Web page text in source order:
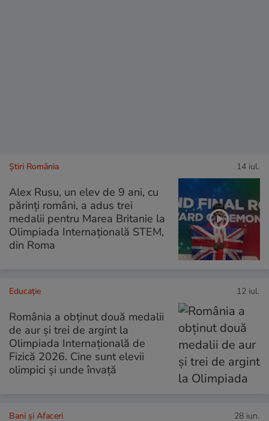
Știri România 14 iul.
Alex Rusu, un elev de 9 ani, cu
părinți români, a adus trei
medalii pentru Marea Britanie la
Olimpiada Internațională STEM,
din Roma
Educație 12 iul.
România a obţinut două medalii
de aur şi trei de argint la
Olimpiada Internaţională de
Fizică 2026. Cine sunt elevii
olimpici și unde învață
Bani și Afaceri 28 iun.